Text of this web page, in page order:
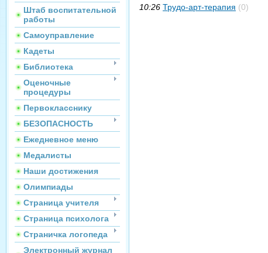
Штаб воспитательной
работы
Самоуправление
Кадеты
Библиотека
Оценочные
процедуры
Первокласснику
БЕЗОПАСНОСТЬ
Ежедневное меню
Медалисты
Наши достижения
Олимпиады
Страница учителя
Страница психолога
Страничка логопеда
Электронный журнал
10:26 Трудо-арт-терапия (0)